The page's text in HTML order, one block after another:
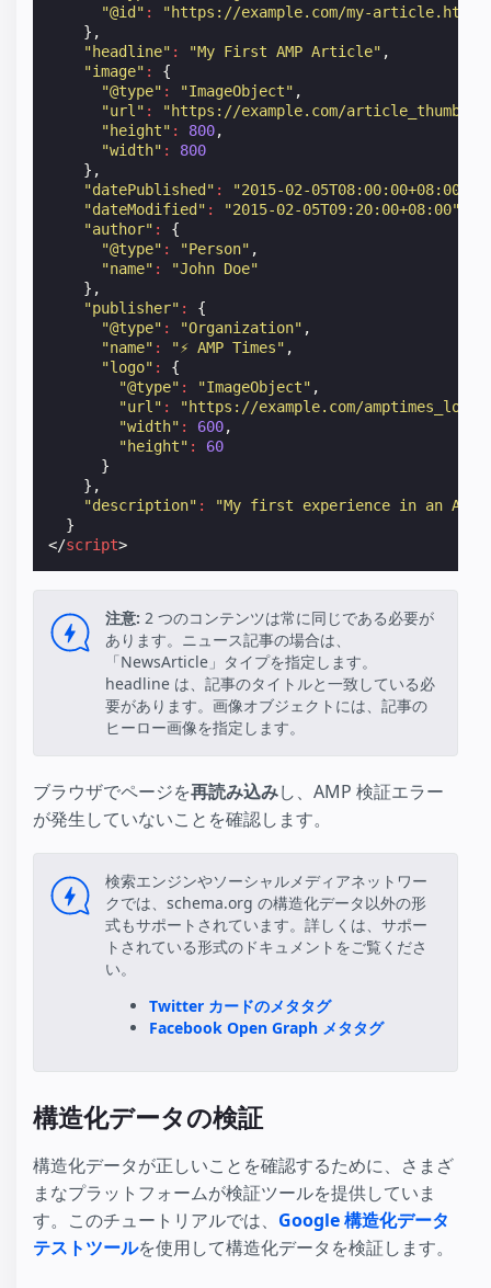
"@id" :
"https://example.com/my-article.html"
},
"headline" : "My First AMP Article" ,
"image" :
{
"@type" : "ImageObject" ,
"url" :
"https://example.com/
"height" : 800,
"width" :
800
},
"datePublished" : "2015-02-05T08:00:00+08:00"
"dateModified" : "2015-02-05T09:20:00+08:00"
"author" :
{
"@type" : "Person" ,
"name" :
"John Doe"
},
"publisher" :
{
"@type" : "Organization" ,
"name" : "⚡ AMP Times" ,
"logo" :
{
"@type" : "ImageObject" ,
"url" :
"https://example.com/
"width" : 600,
"height" :
60
}
},
"description" :
"My first experience in an
}
</script>
注意: 2 つのコンテンツは常に同じである必要が
あります。ニュース記事の場合は、
「NewsArticle」タイプを指定します。
headline は、記事のタイトルと一致している必
要があります。画像オブジェクトには、記事の
ヒーロー画像を指定します。
ブラウザでページを再読み込みし、AMP 検証エラー
が発生していないことを確認します。
検索エンジンやソーシャルメディアネットワー
クでは、schema.org の構造化データ以外の形
式もサポートされています。詳しくは、サポー
トされている形式のドキュメントをご覧くださ
い。
Twitter カードのメタタグ
Facebook Open Graph メタタグ
構造化データの検証
構造化データが正しいことを確認するために、さまざ
まなプラットフォームが検証ツールを提供していま
す。このチュートリアルでは、 Google 構造化データ
テストツールを使用して構造化データを検証します。